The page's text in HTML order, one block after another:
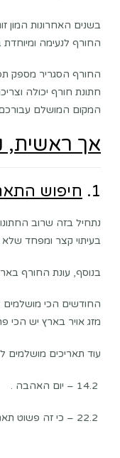
בשנים האחרונות המון
החורף לנעימה
החורף הסגריר מספק
חתונת חורף יכולה
המקום המושלם
אך ראשית, נתחיל עם 5
1. חיפוש
נתחיל בזה שרוב
בעיתוי קצר ומפחד שלא
בנוסף, עונת החורף
החודשים הכי
מזג אויר בארץ יש הכי
עוד תאריכים מושלמים לחתונה: 31.12 – לחגוג את השנה